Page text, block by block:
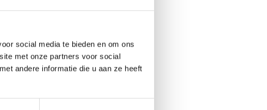
social media te bieden en om ons
met onze partners voor social
andere informatie die u aan ze heeft
punt.
gestegen
45% van de
de